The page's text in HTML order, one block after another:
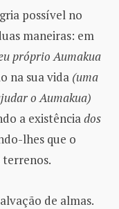
possível no
maneiras: em
próprio Aumakua
na sua vida (uma
o Aumakua)
a existênciados
lhes que o
terrenos.
de almas.